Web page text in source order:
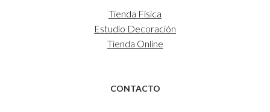
Tienda Física
Estudio Decoración
Tienda Online
CONTACTO